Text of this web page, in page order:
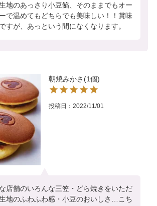
地のあっさり小豆餡、そのままでもオー
で温めてもどちらでも美味しい！！賞味
すが、あっという間になくなります。
朝焼みかさ(1個)
投稿日 2022/11/01
店舗のいろんな三笠・どら焼きをいただ
地のふわふわ感・小豆のおいしさ…こち